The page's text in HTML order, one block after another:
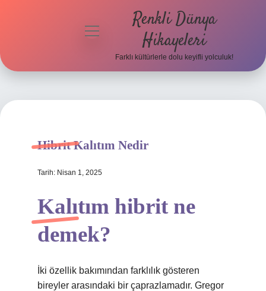
menüyü
Renkli Dünya
Hikayeleri
Farklı kültürlerle dolu keyifli yolculuk!
Hibrit Kalıtım Nedir
Tarih: Nisan 1, 2025
Kalıtım hibrit ne
demek?
İki özellik bakımından farklılık gösteren
bireyler arasındaki bir çaprazlamadır. Gregor